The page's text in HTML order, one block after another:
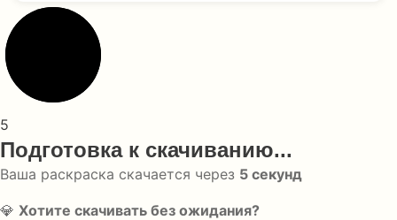
5
Подготовка к скачиванию...
Ваша раскраска скачается через 5 секунд
💎 Хотите скачивать без ожидания?